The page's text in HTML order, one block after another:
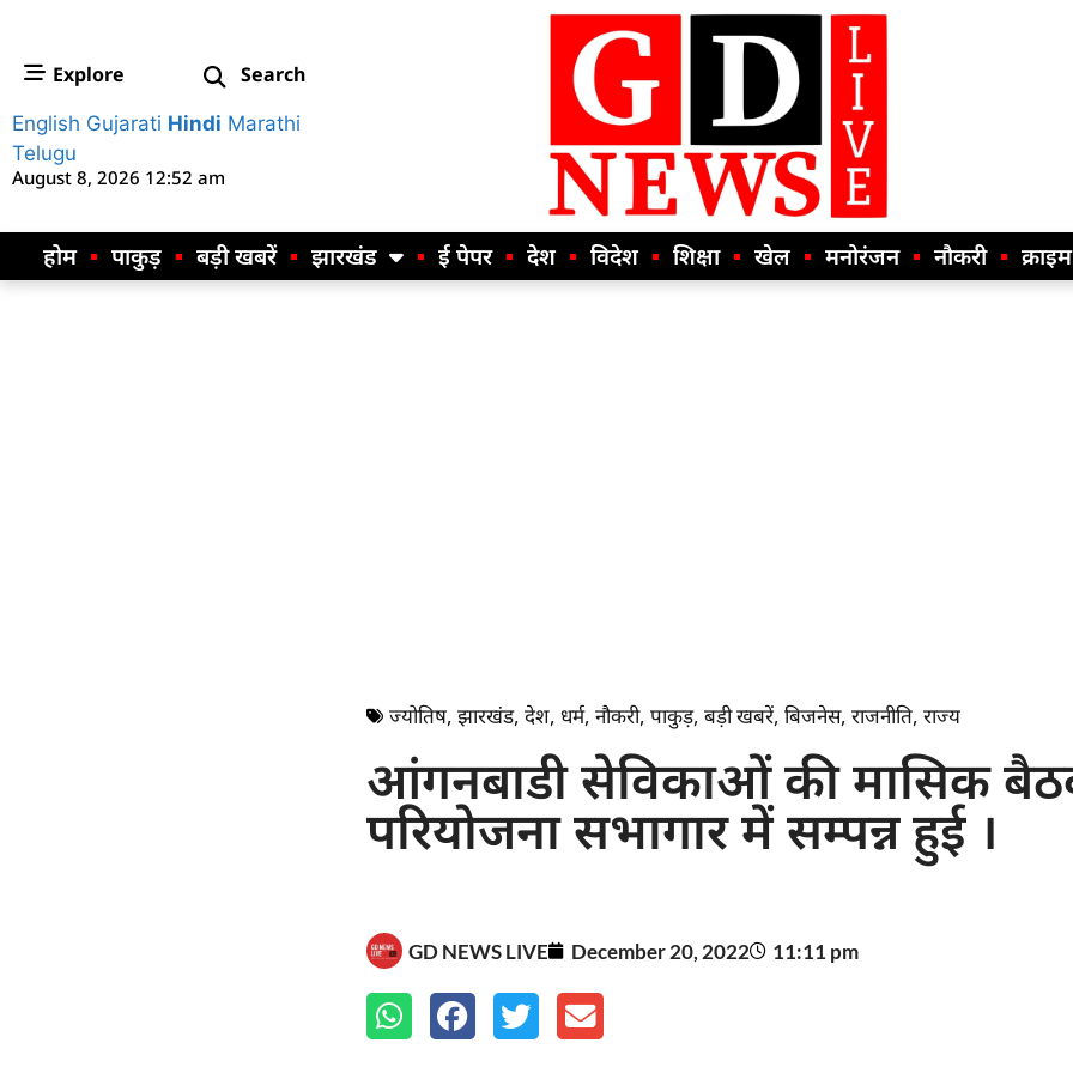
Explore Search
English Gujarati Hindi Marathi
Telugu
August 8, 2026 12:52 am
होम पाकुड़ बड़ी खबरें झारखंड ई पेपर देश विदेश शिक्षा खेल मनोरंजन नौकरी क्राइम
ज्योतिष, झारखंड, देश, धर्म, नौकरी, पाकुड़, बड़ी खबरें, बिजनेस, राजनीति, राज्य
आंगनबाडी सेविकाओं की मासिक
परियोजना सभागार में सम्पन्न हुई ।
GD NEWS LIVE December 20, 2022 11:11 pm